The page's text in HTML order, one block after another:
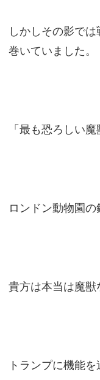
しかしその影で
巻いていました。
「最も恐ろしい魔
ロンドン動物園の
貴方は本当は魔獣
トランプに機能を